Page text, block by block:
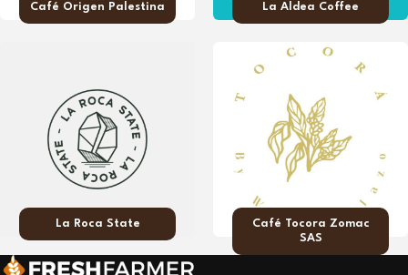
Café Origen Palestina La Aldea Coffee
La Roca State
Café Tocora Zomac
SAS